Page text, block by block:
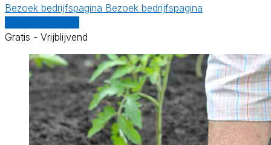
Bezoek bedrijfspagina Bezoek bedrijfspagina
Gratis - Vrijblijvend